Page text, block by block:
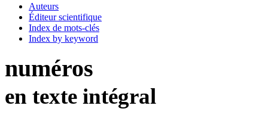
Auteurs
Éditeur scientifique
Index de mots-clés
Index by keyword
numéros
en texte intégral